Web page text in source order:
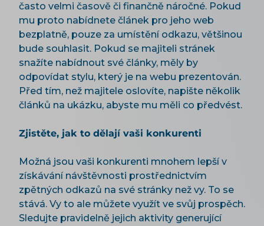
často velmi časově či finančně náročné. Pokud
mu proto nabídnete článek pro jeho web
bezplatně, pouze za umístění odkazu, většinou
bude souhlasit. Pokud se majiteli stránek
snažíte nabídnout své články, měly by
odpovídat stylu, který je na webu prezentován.
Před tím, než majitele oslovíte, napište několik
článků na ukázku, abyste mu měli co předvést.
Zjistěte, jak to dělají vaši konkurenti
Možná jsou vaši konkurenti mnohem lepší v
získávání návštěvnosti prostřednictvím
zpětných odkazů na své stránky než vy. To se
stává. Vy to ale můžete využít ve svůj prospěch.
Sledujte pravidelně jejich aktivity generující